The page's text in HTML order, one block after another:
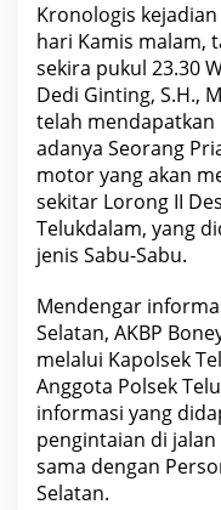
o
l
r
e
s
N
i
a
s
S
e
l
a
t
Kronologis
hari Kamis malam,
sekira pukul 23.30
Dedi Ginting, S.H.,
telah
adanya Seorang
motor yang akan
sekitar Lorong II
Telukdalam, yang
jenis Sabu-Sabu.
Mendengar
Selatan, AKBP
melalui Kapolsek
Anggota Polsek
informasi yang
pengintaian di
sama dengan
Selatan.